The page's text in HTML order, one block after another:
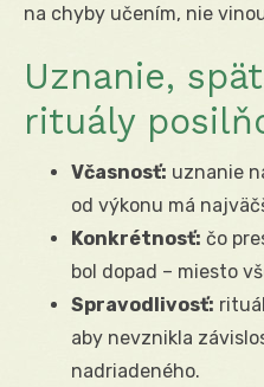
na chyby učením, nie
Uznanie,
rituály
Včasnosť: uznanie
od výkonu má
Konkrétnosť: čo
bol dopad – miesto
Spravodlivosť:
aby nevznikla
nadriadeného.